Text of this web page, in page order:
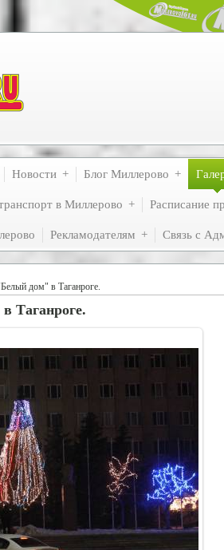
Новости Блог Миллерово
в Миллерово Расписание
Рекламодателям Связь с
дом" в Таганроге.
Таганроге.